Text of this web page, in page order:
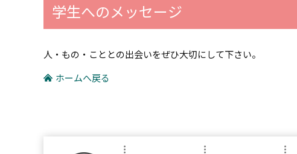
学生へのメッセージ
人・もの・こととの出会いをぜひ大切にして下さい。
ホームへ戻る